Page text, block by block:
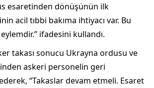
esaretinden dönüşünün ilk
acil tıbbi bakıma ihtiyacı var. Bu
ifadesini kullandı.
takası sonucu Ukrayna ordusu ve
askeri personelin geri
“Takaslar devam etmeli. Esaret